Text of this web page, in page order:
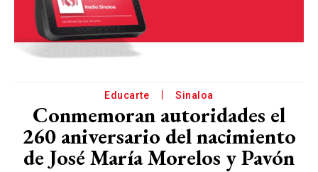
Educarte Sinaloa
Conmemoran autoridades el
260 aniversario del nacimiento
de José María Morelos y Pavón